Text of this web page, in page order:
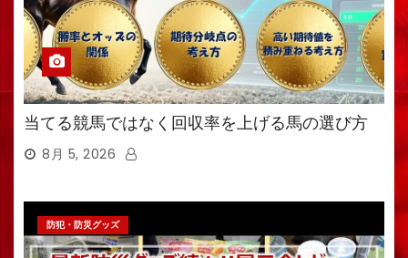
当てる競馬ではなく回収率を上げる馬の選び方
8月 5, 2026
防犯・防災グッズ